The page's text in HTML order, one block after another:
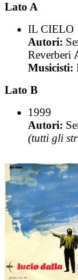
Lato A
IL CIELO
Autori:
Reverberi
Musicisti:
Lato B
1999
Autori:
(tutti gli